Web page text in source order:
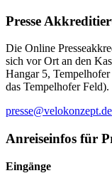
Presse
Die Online
sich vor Ort an den
Hangar 5,
das Tempelhofer Feld).
presse@velokonzept.de
Anreiseinfos für
Eingänge